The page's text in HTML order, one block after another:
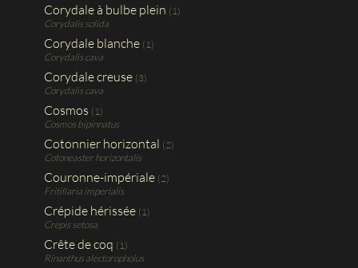
Corydale à bulbe plein (1)
Corydalis solida
Corydale blanche (1)
Corydalis cava
Corydale creuse (3)
Corydalis cava
Cosmos (1)
Cosmos bipinnatus
Cotonnier horizontal (2)
Cotoneaster horizontalis
Couronne-impériale (2)
Fritillaria imperialis
Crépide hérissée (1)
Crepis setosa
Crête de coq (1)
Rinanthus alectoropholus